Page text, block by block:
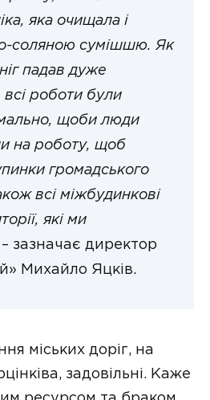
яка очищала і
соляною сумішшю. Як
падав дуже
роботи були
щоби люди
на роботу, щоб
громадського
всі міжбудинкові
які ми
– зазначає директор
Михайло Яцків.
міських доріг, на
задовільні. Каже